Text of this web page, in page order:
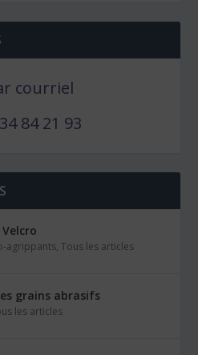
courriel
84 21 93
agrippants,Tous les articles
grains abrasifs
les articles